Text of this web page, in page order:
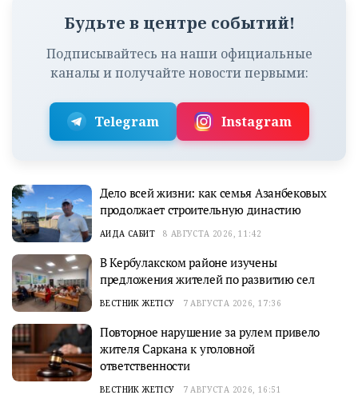
Будьте в центре событий!
Подписывайтесь на наши официальные
каналы и получайте новости первыми:
Telegram Instagram
Дело всей жизни: как семья Азанбековых
продолжает строительную династию
АИДА САБИТ 8 АВГУСТА 2026, 11:42
В Кербулакском районе изучены
предложения жителей по развитию сел
ВЕСТНИК ЖЕТІСУ 7 АВГУСТА 2026, 17:36
Повторное нарушение за рулем привело
жителя Саркана к уголовной
ответственности
ВЕСТНИК ЖЕТІСУ 7 АВГУСТА 2026, 16:51